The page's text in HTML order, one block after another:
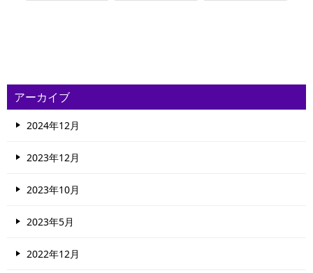
アーカイブ
2024年12月
2023年12月
2023年10月
2023年5月
2022年12月